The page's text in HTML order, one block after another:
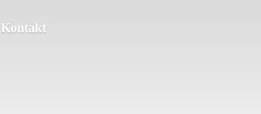
Kontakt